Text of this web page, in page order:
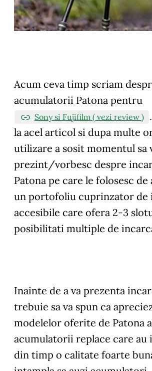
Acum ceva timp scriam
acumulatorii Patona pentru
Sony si Fujifilm ( vezi review )
la acel articol si dupa multe
utilizare a sosit momentul sa
prezint/vorbesc despre
Patona pe care le folosesc de
un portofoliu cuprinzator de
accesibile care ofera 2-3
posibilitati multiple de
Inainte de a va prezenta
trebuie sa va spun ca
modelelor oferite de Patona
acumulatorii replace care au
din timp o calitate foarte